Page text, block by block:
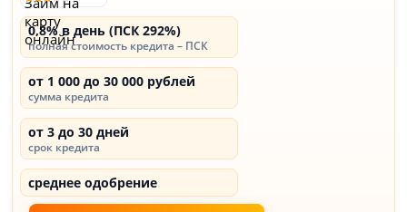
0,8% в день (ПСК 292%)
полная стоимость кредита – ПСК
от 1 000 до 30 000 рублей
сумма кредита
от 3 до 30 дней
срок кредита
среднее одобрение